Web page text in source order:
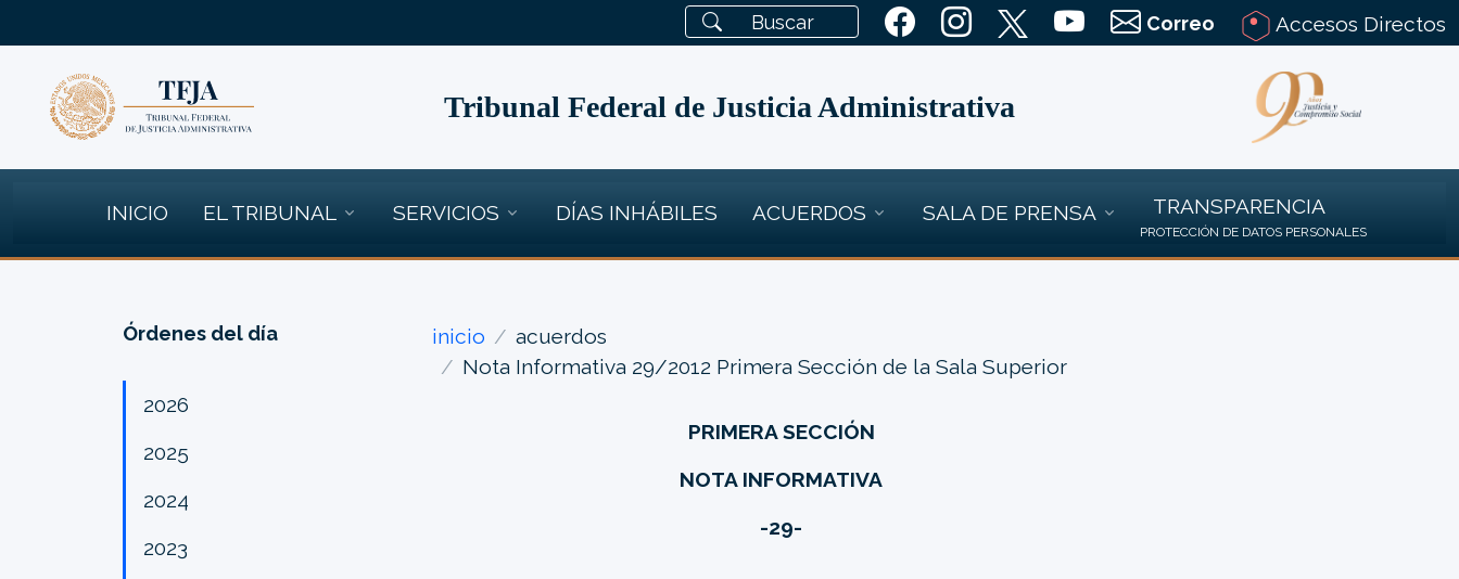
Correo Accesos Directos
Tribunal Federal de Justicia Administrativa
INICIO EL TRIBUNAL SERVICIOS DÍAS INHÁBILES ACUERDOS SALA DE PRENSA TRANSPARENCIA
PROTECCIÓN DE DATOS PERSONALES
Órdenes del día
2026
2025
2024
2023
inicio
acuerdos
Nota Informativa 29/2012 Primera Sección de la Sala Superior
PRIMERA SECCIÓN
NOTA INFORMATIVA
-29-